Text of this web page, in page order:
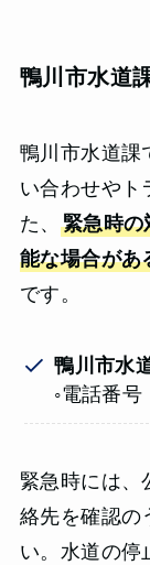
鴨川市水道
鴨川市水道課
い合わせやト
た、 緊急時の
能な場合があ
です。
鴨川市水
◦電話番号
緊急時には、
絡先を確認の
い。水道の停